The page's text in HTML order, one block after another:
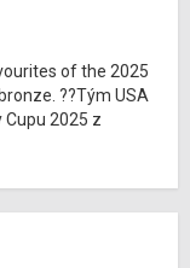
of the 2025
??Tým USA
Cupu 2025 z